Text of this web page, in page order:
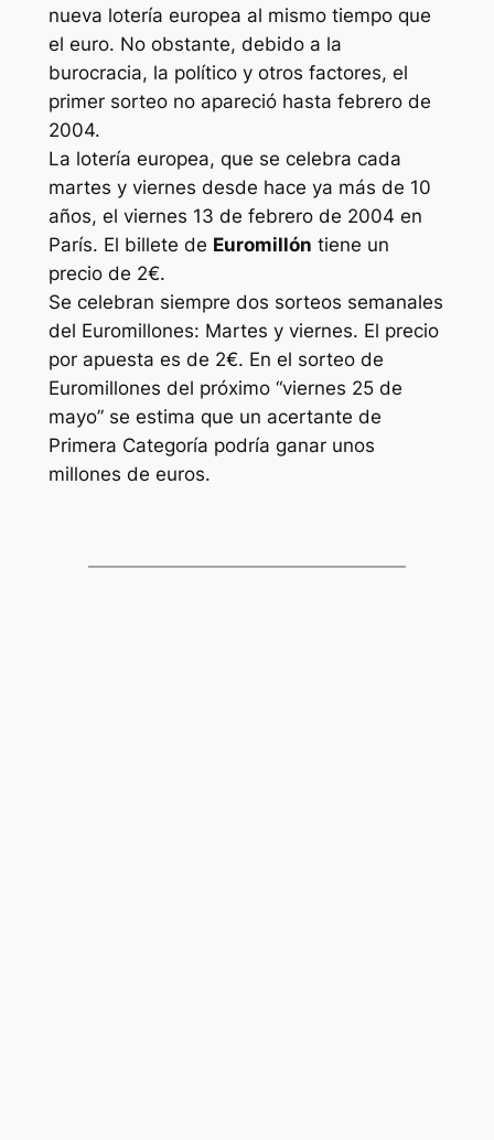
nueva lotería europea al mismo tiempo que
el euro. No obstante, debido a la
burocracia, la político y otros factores, el
primer sorteo no apareció hasta febrero de
2004.
La lotería europea, que se celebra cada
martes y viernes desde hace ya más de 10
años, el viernes 13 de febrero de 2004 en
París. El billete de Euromillón tiene un
precio de 2€.
Se celebran siempre dos sorteos semanales
del Euromillones: Martes y viernes. El precio
por apuesta es de 2€. En el sorteo de
Euromillones del próximo “viernes 25 de
mayo” se estima que un acertante de
Primera Categoría podría ganar unos
millones de euros.